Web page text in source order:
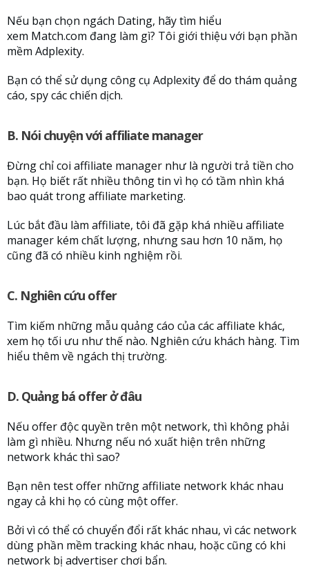
Nếu bạn chọn ngách Dating, hãy tìm hiểu
xem Match.com đang làm gì? Tôi giới thiệu với bạn phần
mềm Adplexity.
Bạn có thể sử dụng công cụ Adplexity để do thám quảng
cáo, spy các chiến dịch.
B. Nói chuyện với affiliate manager
Đừng chỉ coi affiliate manager như là người trả tiền cho
bạn. Họ biết rất nhiều thông tin vì họ có tầm nhìn khá
bao quát trong affiliate marketing.
Lúc bắt đầu làm affiliate, tôi đã gặp khá nhiều affiliate
manager kém chất lượng, nhưng sau hơn 10 năm, họ
cũng đã có nhiều kinh nghiệm rồi.
C. Nghiên cứu offer
Tìm kiếm những mẫu quảng cáo của các affiliate khác,
xem họ tối ưu như thế nào. Nghiên cứu khách hàng. Tìm
hiểu thêm về ngách thị trường.
D. Quảng bá offer ở đâu
Nếu offer độc quyền trên một network, thì không phải
làm gì nhiều. Nhưng nếu nó xuất hiện trên những
network khác thì sao?
Bạn nên test offer những affiliate network khác nhau
ngay cả khi họ có cùng một offer.
Bởi vì có thể có chuyển đổi rất khác nhau, vì các network
dùng phần mềm tracking khác nhau, hoặc cũng có khi
network bị advertiser chơi bẩn.